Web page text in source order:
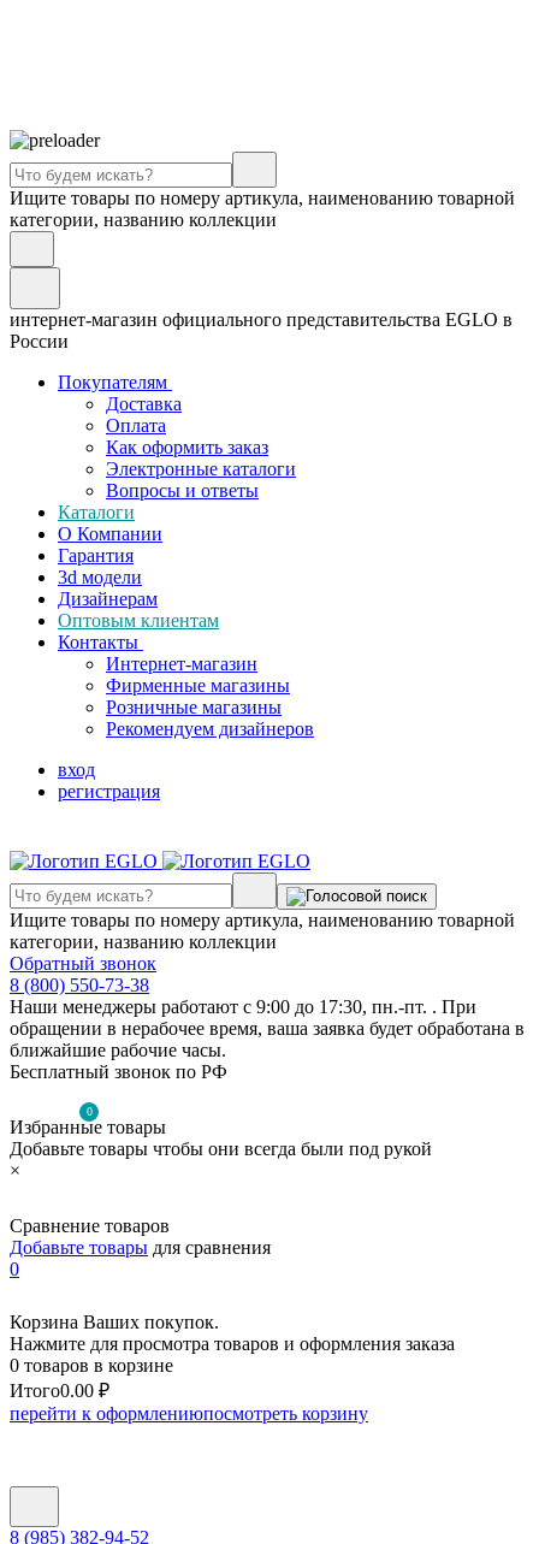
Ищите товары по номеру артикула, наименованию товарной
категории, названию коллекции
интернет-магазин официального представительства EGLO в
России
Покупателям
Доставка
Оплата
Как оформить заказ
Электронные каталоги
Вопросы и ответы
Каталоги
О Компании
Гарантия
3d модели
Дизайнерам
Оптовым клиентам
Контакты
Интернет-магазин
Фирменные магазины
Розничные магазины
Рекомендуем дизайнеров
вход
регистрация
Ищите товары по номеру артикула, наименованию товарной
категории, названию коллекции
Обратный звонок
8 (800) 550-73-38
Наши менеджеры работают с 9:00 до 17:30, пн.-пт. . При
обращении в нерабочее время, ваша заявка будет обработана в
ближайшие рабочие часы.
Бесплатный звонок по РФ
0
Избранные товары
Добавьте товары чтобы они всегда были под рукой
×
Сравнение товаров
Добавьте товары для сравнения
0
Корзина Ваших покупок.
Нажмите для просмотра товаров и оформления заказа
0 товаров в корзине
Итого0.00 ₽
перейти к оформлениюпосмотреть корзину
8 (985) 382-94-52